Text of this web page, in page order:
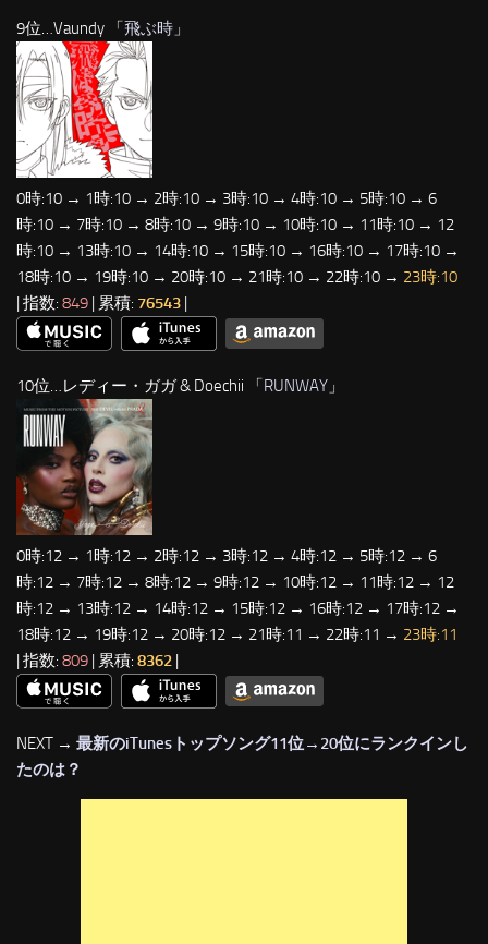
9位…Vaundy 「飛ぶ時 」
0時:10 → 1時:10 → 2時:10 → 3時:10 → 4時:10 → 5時:10 → 6
時:10 → 7時:10 → 8時:10 → 9時:10 → 10時:10 → 11時:10 → 12
時:10 → 13時:10 → 14時:10 → 15時:10 → 16時:10 → 17時:10 →
18時:10 → 19時:10 → 20時:10 → 21時:10 → 22時:10 → 23時:10
| 指数: 849 | 累積: 76543 |
10位…レディー・ガガ & Doechii 「RUNWAY 」
0時:12 → 1時:12 → 2時:12 → 3時:12 → 4時:12 → 5時:12 → 6
時:12 → 7時:12 → 8時:12 → 9時:12 → 10時:12 → 11時:12 → 12
時:12 → 13時:12 → 14時:12 → 15時:12 → 16時:12 → 17時:12 →
18時:12 → 19時:12 → 20時:12 → 21時:11 → 22時:11 → 23時:11
| 指数: 809 | 累積: 8362 |
NEXT → 最新のiTunesトップソング11位→20位にランクインし
たのは？